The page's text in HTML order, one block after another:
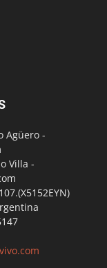
Agüero -
Villa -